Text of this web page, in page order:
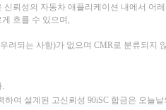
뢰성의 자동차 애플리케이션 내에서 어
흐를 수 있으며,
려되는 사항)가 없으며 CMR로 분류되지
여 설계된 고신뢰성 90iSC 합금은 오늘